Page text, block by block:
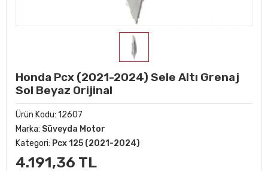
Honda Pcx (2021-2024) Sele Altı Grenaj
Sol Beyaz Orijinal
Ürün Kodu: 12607
Marka: Süveyda Motor
Kategori: Pcx 125 (2021-2024)
4.191,36 TL